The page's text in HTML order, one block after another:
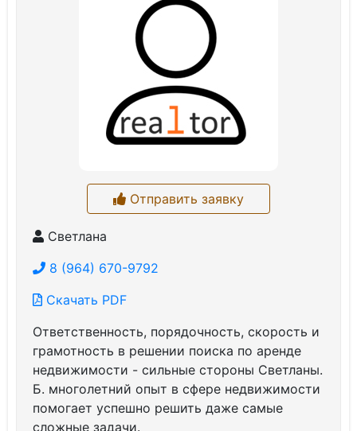
Отправить заявку
Светлана
8 (964) 670-9792
Скачать PDF
Ответственность, порядочность, скорость и
грамотность в решении поиска по аренде
недвижимости - сильные стороны Светланы.
Б. многолетний опыт в сфере недвижимости
помогает успешно решить даже самые
сложные задачи.